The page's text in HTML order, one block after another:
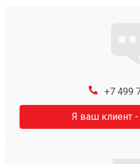
+7 499
Я ваш клиент -